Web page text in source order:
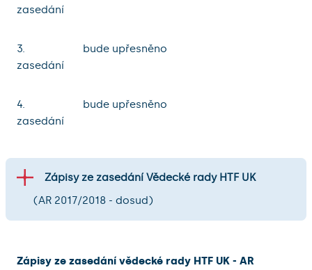
zasedání
3.
zasedání
bude upřesněno
4.
zasedání
bude upřesněno
Zápisy ze zasedání Vědecké rady HTF UK
(AR 2017/2018 - dosud)
Zápisy ze zasedání vědecké rady HTF UK - AR